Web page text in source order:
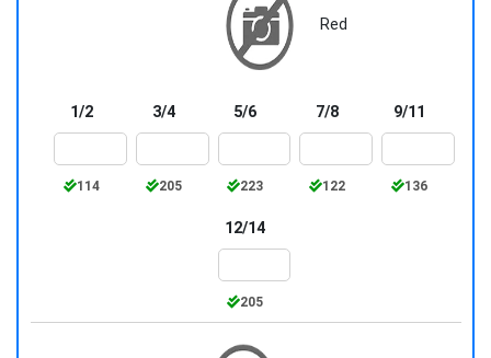
Red
1/2
114
3/4
205
5/6
223
7/8
122
9/11
136
12/14
205